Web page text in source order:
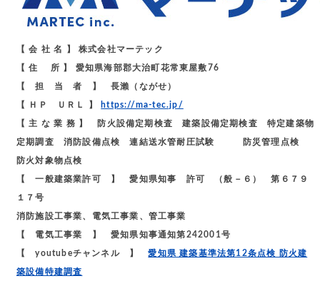
【 会 社 名 】 株式会社マーテック
【 住 所 】 愛知県海部郡大治町花常東屋敷76
【 担 当 者 】 長瀨（ながせ）
【 ＨＰ ＵＲＬ 】 https://ma-tec.jp/
【 主 な 業 務 】 防火設備定期検査 建築設備定期検査 特定建築物
定期調査 消防設備点検 連結送水管耐圧試験 防災管理点検
防火対象物点検
【 一般建築業許可 】 愛知県知事 許可 （般－６） 第６７９
１７号
消防施設工事業、電気工事業、管工事業
【 電気工事業 】 愛知県知事通知第242001号
【 youtubeチャンネル 】愛知県 建築基準法第12条点検 防火建
築設備特建調査